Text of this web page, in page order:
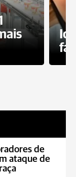
de
ataque de